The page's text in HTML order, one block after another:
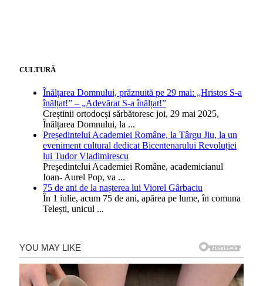
CULTURĂ
Înălțarea Domnului, prăznuită pe 29 mai: „Hristos S-a
înălțat!” – „Adevărat S-a înălțat!”
Creștinii ortodocși sărbătoresc joi, 29 mai 2025,
Înălțarea Domnului, la ...
Președintelui Academiei Române, la Târgu Jiu, la un
eveniment cultural dedicat Bicentenarului Revoluției
lui Tudor Vladimirescu
Președintelui Academiei Române, academicianul
Ioan- Aurel Pop, va ...
75 de ani de la nașterea lui Viorel Gârbaciu
În 1 iulie, acum 75 de ani, apărea pe lume, în comuna
Telești, unicul ...